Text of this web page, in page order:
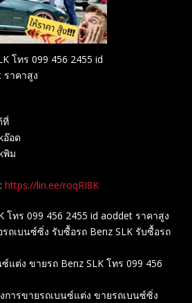
โทร 099 456 2455 id
ราคาสูง
ที่
อ๊อด
พิม
https://lin.ee/roqRI8K
โทร 099 456 2455 id aoddet ราคาสูง
ถเบนซ์ซิ่ง รับซื้อรถ Benz SLK รับซื้อรถ
แต่ง ขายรถ Benz SLK โทร 099 456
การขายรถเบนซ์แต่ง ขายรถเบนซ์ซิ่ง